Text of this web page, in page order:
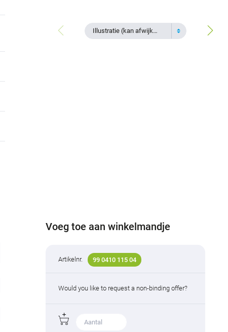
Illustratie (kan afwijken)
Voeg toe aan winkelmandje
Artikelnr. 99 0410 115 04
Would you like to request a non-binding offer?